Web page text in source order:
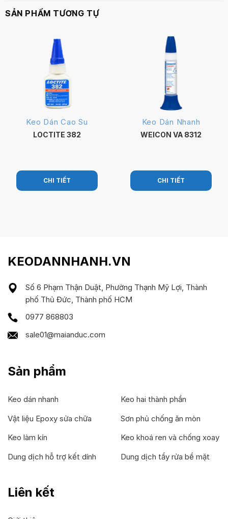
SẢN PHẨM TƯƠNG TỰ
Keo Dán Cao Su
LOCTITE 382
CHI TIẾT
Keo Dán Nhanh
WEICON VA 8312
CHI TIẾT
KEODANNHANH.VN
Số 6 Phạm Thận Duật, Phường Thạnh Mỹ Lợi, Thành
phố Thủ Đức, Thành phố HCM
0977 868803
sale01@maianduc.com
Sản phẩm
Keo dán nhanh
Keo hai thành phần
Vật liệu Epoxy sửa chữa
Sơn phủ chống ăn mòn
Keo làm kín
Keo khoá ren và chống xoay
Dung dịch hỗ trợ kết dính
Dung dịch tẩy rửa bề mặt
Liên kết